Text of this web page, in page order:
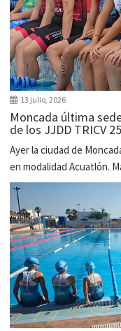
13 julio, 2026
Moncada última
de los JJDD TRICV
Ayer la ciudad de
en modalidad Acuatlón.